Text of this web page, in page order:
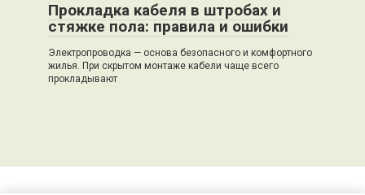
Прокладка кабеля в штробах и
стяжке пола: правила и ошибки
Электропроводка — основа безопасного и комфортного
жилья. При скрытом монтаже кабели чаще всего
прокладывают